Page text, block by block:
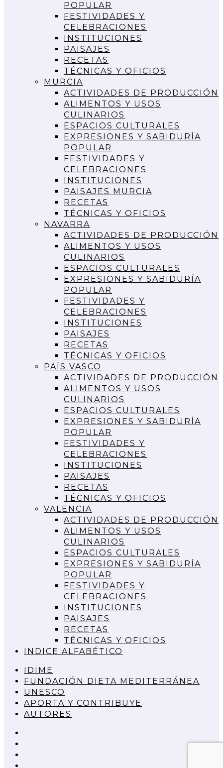
POPULAR
FESTIVIDADES Y
CELEBRACIONES
INSTITUCIONES
PAISAJES
RECETAS
TÉCNICAS Y OFICIOS
MURCIA
ACTIVIDADES DE PRODUCCIÓN
ALIMENTOS Y USOS
CULINARIOS
ESPACIOS CULTURALES
EXPRESIONES Y SABIDURÍA
POPULAR
FESTIVIDADES Y
CELEBRACIONES
INSTITUCIONES
PAISAJES MURCIA
RECETAS
TÉCNICAS Y OFICIOS
NAVARRA
ACTIVIDADES DE PRODUCCIÓN
ALIMENTOS Y USOS
CULINARIOS
ESPACIOS CULTURALES
EXPRESIONES Y SABIDURÍA
POPULAR
FESTIVIDADES Y
CELEBRACIONES
INSTITUCIONES
PAISAJES
RECETAS
TÉCNICAS Y OFICIOS
PAÍS VASCO
ACTIVIDADES DE PRODUCCIÓN
ALIMENTOS Y USOS
CULINARIOS
ESPACIOS CULTURALES
EXPRESIONES Y SABIDURÍA
POPULAR
FESTIVIDADES Y
CELEBRACIONES
INSTITUCIONES
PAISAJES
RECETAS
TÉCNICAS Y OFICIOS
VALENCIA
ACTIVIDADES DE PRODUCCIÓN
ALIMENTOS Y USOS
CULINARIOS
ESPACIOS CULTURALES
EXPRESIONES Y SABIDURÍA
POPULAR
FESTIVIDADES Y
CELEBRACIONES
INSTITUCIONES
PAISAJES
RECETAS
TÉCNICAS Y OFICIOS
INDICE ALFABÉTICO
IDIME
FUNDACIÓN DIETA MEDITERRÁNEA
UNESCO
APORTA Y CONTRIBUYE
AUTORES